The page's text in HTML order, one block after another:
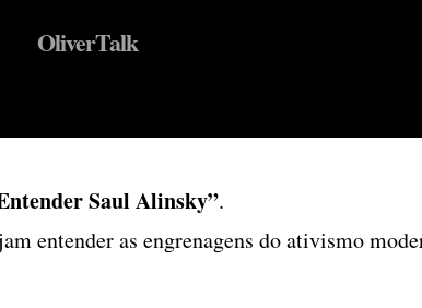
OliverTalk
Saul Alinsky”.
entender as engrenagens do ativismo